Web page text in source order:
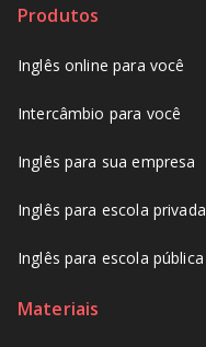
Produtos
Inglês online para você
Intercâmbio para você
Inglês para sua empresa
Inglês para escola privada
Inglês para escola pública
Materiais